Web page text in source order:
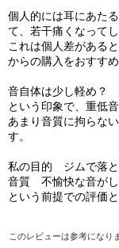
個人的には耳にあた
て、若干痛くなって
これは個人差がある
からの購入をおすすめ
音自体は少し軽め？
という印象で、重低
あまり音質に拘らな
す。
私の目的 ジムで落と
音質 不愉快な音がし
という前提での評価と
このレビューは参考になり